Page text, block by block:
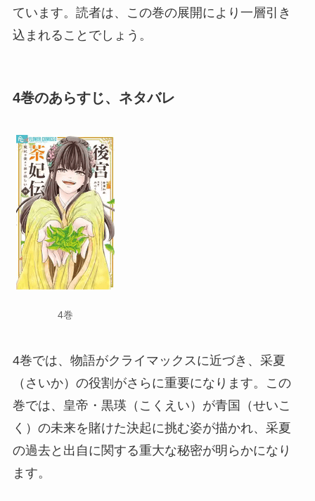
ています。読者は、この巻の展開により一層引き
込まれることでしょう。
4巻のあらすじ、ネタバレ
4巻
4巻では、物語がクライマックスに近づき、采夏
（さいか）の役割がさらに重要になります。この
巻では、皇帝・黒瑛（こくえい）が青国（せいこ
く）の未来を賭けた決起に挑む姿が描かれ、采夏
の過去と出自に関する重大な秘密が明らかになり
ます。